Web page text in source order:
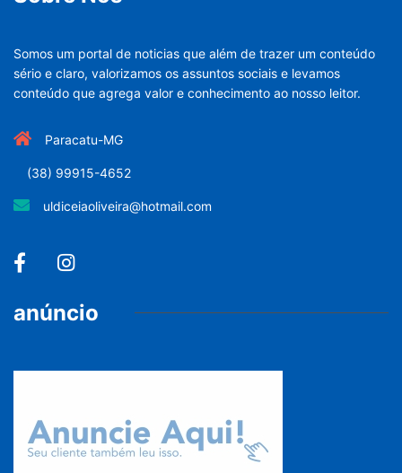
Somos um portal de noticias que além de trazer um conteúdo
sério e claro, valorizamos os assuntos sociais e levamos
conteúdo que agrega valor e conhecimento ao nosso leitor.
Paracatu-MG
(38) 99915-4652
uldiceiaoliveira@hotmail.com
anúncio